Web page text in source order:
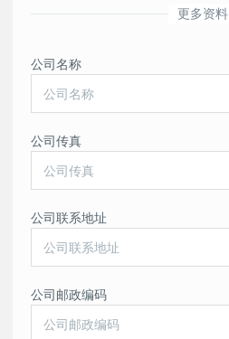
更多资料
公司名称
公司传真
公司联系地址
公司邮政编码